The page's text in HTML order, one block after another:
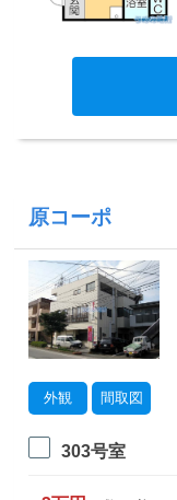
原コーポ
外観 間取図
303号室